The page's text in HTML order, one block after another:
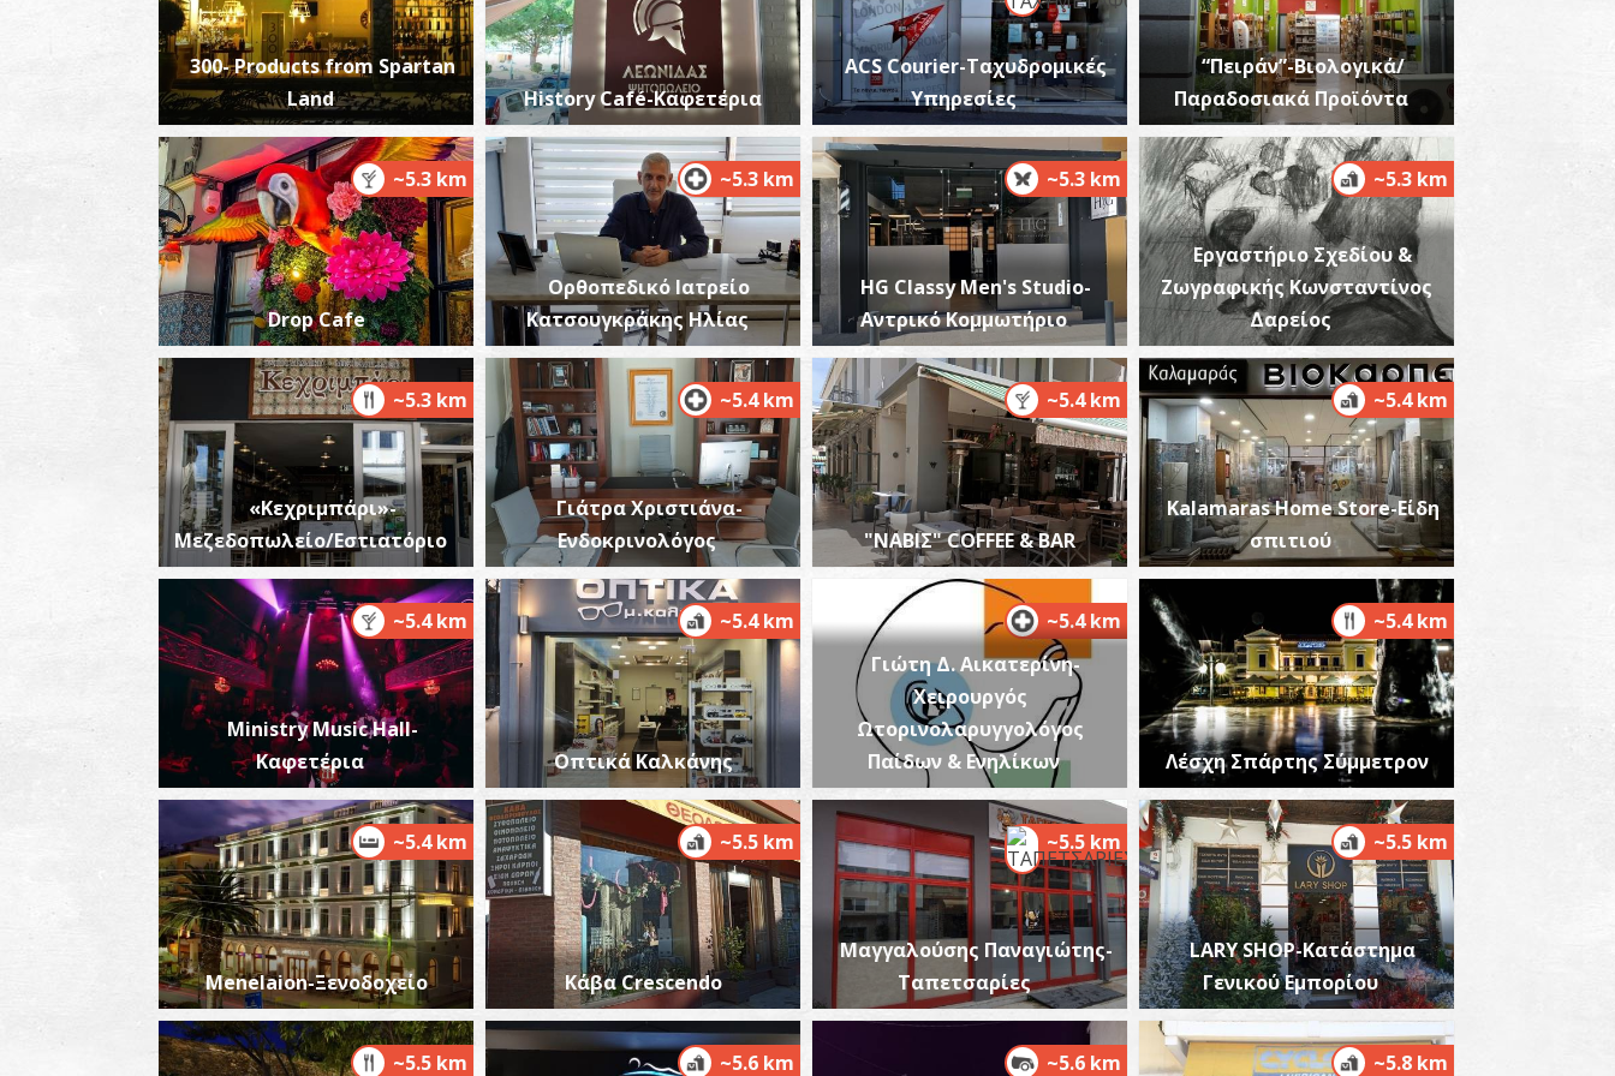
Μυστράς
messinia.mobi::Κορυφαίοι
προορισμοί
~0.2Km
Εκκλησία Αγία Σοφία
~0.3Km
ΒΥΖΑΝΤΙΟ ~0.3Km
Μοναστήρι Περίβλεπτος
ΒΥΖΑΝΤΙΟ ~0.5Km
300- Products from Spartan
Land
History Café-Καφετέρια
ACS Courier-Ταχυδρομικές
Υπηρεσίες
“Πειράν”-Βιολογικά/
Παραδοσιακά Προϊόντα
~5.3 km
Drop Cafe
~5.3 km
Ορθοπεδικό Ιατρείο
Κατσουγκράκης Ηλίας
~5.3 km
HG Classy Men's Studio-
Αντρικό Κομμωτήριο
~5.3 km
Εργαστήριο Σχεδίου &
Ζωγραφικής Κωνσταντίνος
Δαρείος
~5.3 km
«Κεχριμπάρι»-
Μεζεδοπωλείο/Εστιατόριο
~5.4 km
Γιάτρα Χριστιάνα-
Ενδοκρινολόγος
~5.4 km
"ΝΑΒΙΣ" COFFEE & BAR
~5.4 km
Kalamaras Home Store-Είδη
σπιτιού
~5.4 km
Ministry Music Hall-
Καφετέρια
~5.4 km
Οπτικά Καλκάνης
~5.4 km
Γιώτη Δ. Αικατερίνη-
Χειρουργός
Ωτορινολαρυγγολόγος
Παίδων & Ενηλίκων
~5.4 km
Λέσχη Σπάρτης Σύμμετρον
~5.4 km
Menelaion-Ξενοδοχείο
~5.5 km
Κάβα Crescendo
~5.5 km
Μαγγαλούσης Παναγιώτης-
Ταπετσαρίες
~5.5 km
LARY SHOP-Κατάστημα
Γενικού Εμπορίου
~5.5 km ~5.6 km ~5.6 km ~5.8 km